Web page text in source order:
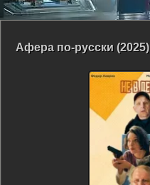
Афера по-русски (2025)